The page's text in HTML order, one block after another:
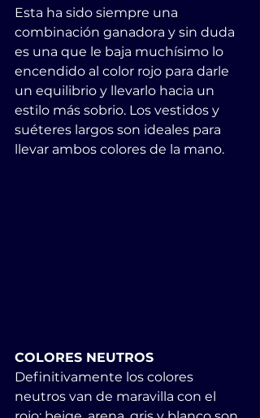
Esta ha sido siempre una
combinación ganadora y sin duda
es una que le baja muchísimo lo
encendido al color rojo para darle
un equilibrio y llevarlo hacia un
estilo más sobrio. Los vestidos y
suéteres largos son ideales para
llevar ambos colores de la mano.
COLORES NEUTROS
Definitivamente los colores
neutros van de maravilla con el